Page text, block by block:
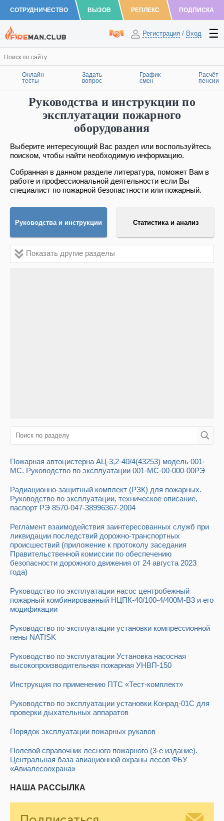
СОТРУДНИЧЕСТВО ВЫЗОВ РЕПЛЕКС ПОДПИСКА
Регистрация / Вход
Онлайн
тесты
Задать
вопрос
График
смен
Расчёт
пенсии
Руководства и инструкции по
эксплуатации пожарного
оборудования
Выберите интересующий Вас раздел или воспользуйтесь
поиском, чтобы найти необходимую информацию.
Собранная в данном разделе литература, поможет Вам в
работе и профессиональной деятельности если Вы
специалист по пожарной безопастности или пожарный.
Руководства и инструкции Статистика и анализ
Показать другие разделы
Пожарная автоцистерна АЦ-3,2-40/4(43253) модель 001-
МС. Руководство по эксплуатации 001-МС-00-000-00РЭ
Радиационно-защитный комплект (РЗК) для пожарных.
Руководство по эксплуатации, техническое описание,
паспорт РЭ 8570-047-38996367-2004
Регламент взаимодействия заинтересованных служб при
ликвидации последствий дорожно-транспортных
происшествий (приложение к протоколу заседания
Правительственной комиссии по обеспечению
безопасности дорожного движения от 24 августа 2023
года)
Руководство по эксплуатации насос центробежный
пожарный комбинированный НЦПК-40/100-4/400М-В3 и его
модификации
Руководство по эксплуатации установки компрессионной
пены NATISK
Руководство по эксплуатации Установка насосная
высокопроизводительная пожарная УНВП-150
Инструкция по применению ПТС «Тест-комплект»
Руководство по эксплуатации установки Конрад-01С для
проверки дыхательных аппаратов
Порядок эксплуатации пожарных рукавов
Полевой справочник лесного пожарного (3-е издание).
Центральная база авиационной охраны лесов ФБУ
«Авиалесоохрана»
НАША РАССЫЛКА